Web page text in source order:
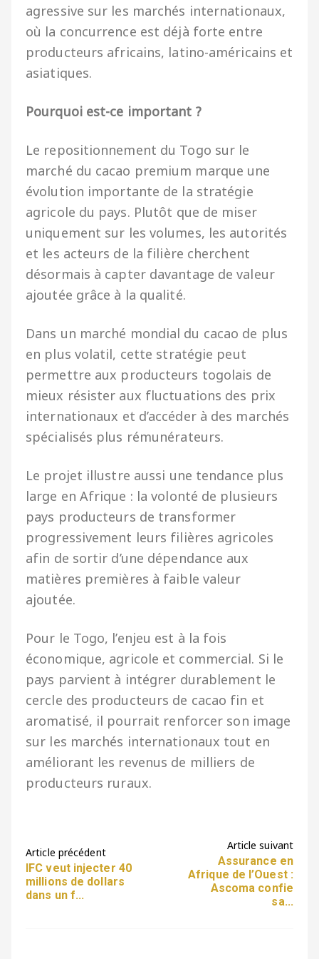
agressive sur les marchés internationaux,
où la concurrence est déjà forte entre
producteurs africains, latino-américains et
asiatiques.
Pourquoi est-ce important ?
Le repositionnement du Togo sur le
marché du cacao premium marque une
évolution importante de la stratégie
agricole du pays. Plutôt que de miser
uniquement sur les volumes, les autorités
et les acteurs de la filière cherchent
désormais à capter davantage de valeur
ajoutée grâce à la qualité.
Dans un marché mondial du cacao de plus
en plus volatil, cette stratégie peut
permettre aux producteurs togolais de
mieux résister aux fluctuations des prix
internationaux et d’accéder à des marchés
spécialisés plus rémunérateurs.
Le projet illustre aussi une tendance plus
large en Afrique : la volonté de plusieurs
pays producteurs de transformer
progressivement leurs filières agricoles
afin de sortir d’une dépendance aux
matières premières à faible valeur
ajoutée.
Pour le Togo, l’enjeu est à la fois
économique, agricole et commercial. Si le
pays parvient à intégrer durablement le
cercle des producteurs de cacao fin et
aromatisé, il pourrait renforcer son image
sur les marchés internationaux tout en
améliorant les revenus de milliers de
producteurs ruraux.
Article précédent
IFC veut injecter 40
millions de dollars
dans un f...
Article suivant
Assurance en
Afrique de l’Ouest :
Ascoma confie
sa...